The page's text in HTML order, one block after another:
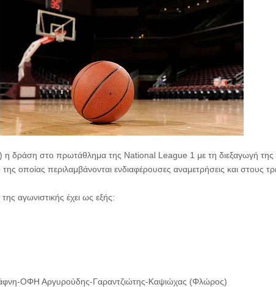
η δράση στο πρωτάθλημα της National League 1 με τη διεξαγωγή της
οποίας περιλαμβάνονται ενδιαφέρουσες αναμετρήσεις και στους
αγωνιστικής έχει ως εξής:
ΟΦΗ Αργυρούδης-Γαραντζιώτης-Καψιώχας (Φλώρος)